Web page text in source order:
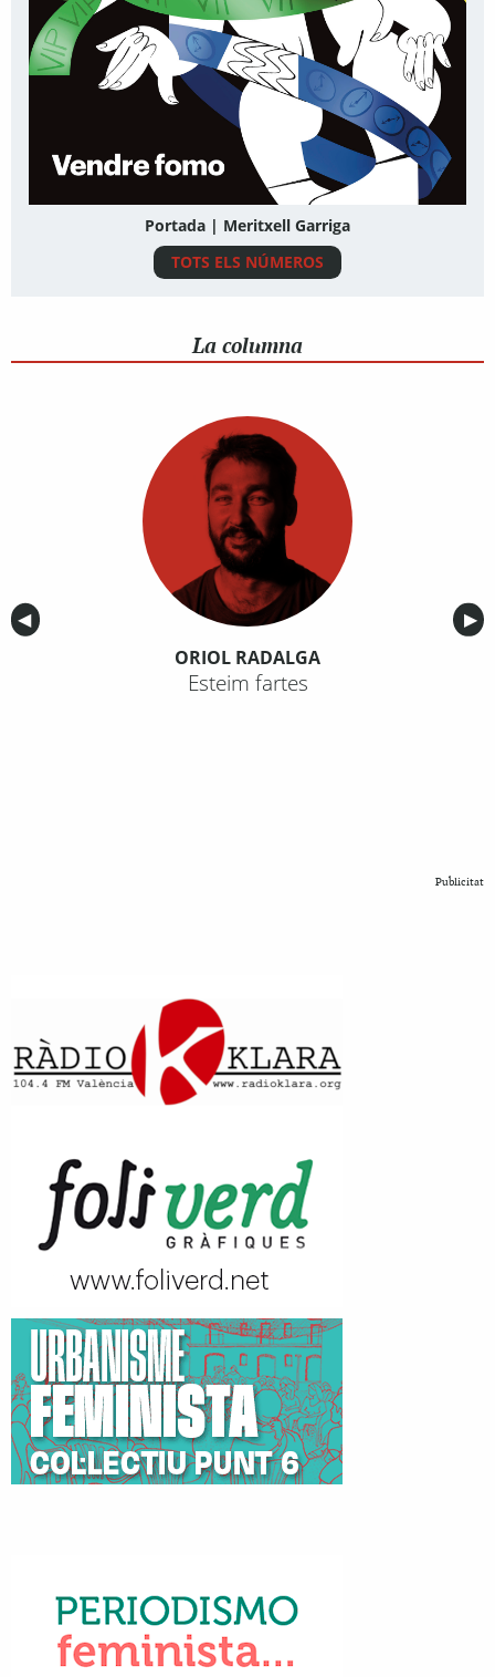
Portada | Meritxell Garriga
TOTS ELS NÚMEROS
La columna
Anterior
◀︎ ▶︎
ORIOL RADALGA
Esteim fartes
Publicitat